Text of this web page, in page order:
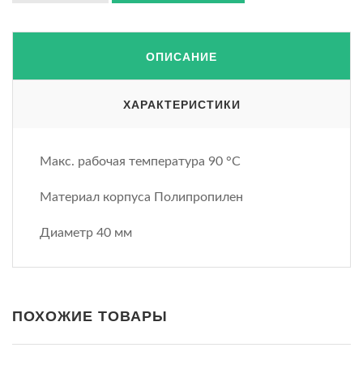
ОПИСАНИЕ
ХАРАКТЕРИСТИКИ
Макс. рабочая температура 90 °С
Материал корпуса Полипропилен
Диаметр 40 мм
ПОХОЖИЕ ТОВАРЫ